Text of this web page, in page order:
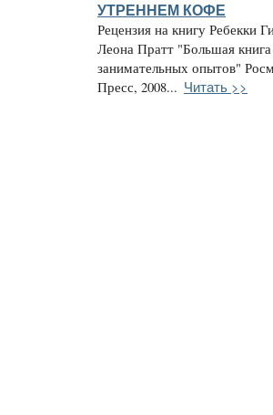
УТРЕННЕМ КОФЕ
Рецензия на книгу Ребекки
Леона Пратт "Большая книга
занимательных опытов"
Пресс, 2008... Читать >>